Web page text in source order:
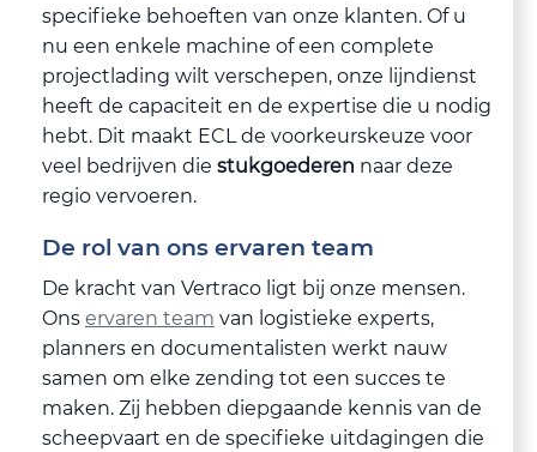
specifieke behoeften van onze klanten. Of u
nu een enkele machine of een complete
projectlading wilt verschepen, onze lijndienst
heeft de capaciteit en de expertise die u nodig
hebt. Dit maakt ECL de voorkeurskeuze voor
veel bedrijven die stukgoederen naar deze
regio vervoeren.
De rol van ons ervaren team
De kracht van Vertraco ligt bij onze mensen.
Ons ervaren team van logistieke experts,
planners en documentalisten werkt nauw
samen om elke zending tot een succes te
maken. Zij hebben diepgaande kennis van de
scheepvaart en de specifieke uitdagingen die